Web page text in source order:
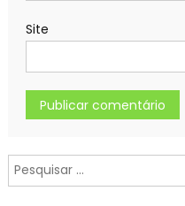
Site
Pesquisar
por: